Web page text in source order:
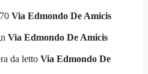
Via Edmondo De Amicis
Via Edmondo De Amicis
da letto Via Edmondo De